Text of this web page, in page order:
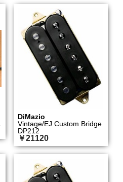
DiMazio
Vintage/EJ Custom Bridge
DP212
￥21120